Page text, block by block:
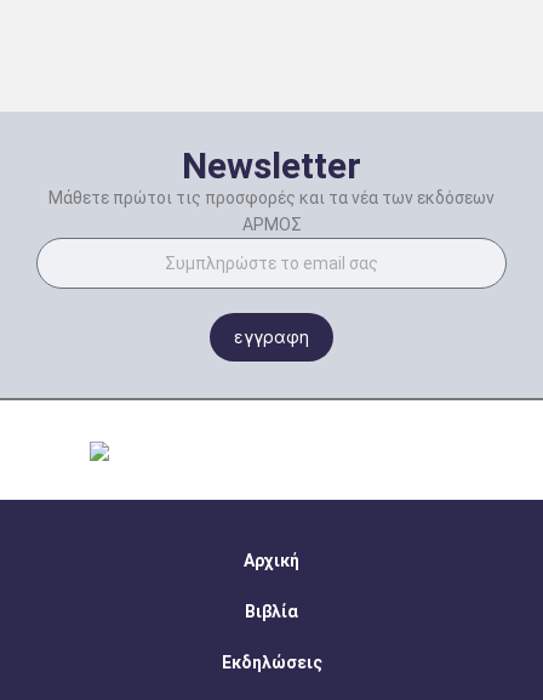
Newsletter
Μάθετε πρώτοι τις προσφορές και τα νέα των εκδόσεων
ΑΡΜΟΣ
εγγραφη
Αρχική
Βιβλία
Εκδηλώσεις